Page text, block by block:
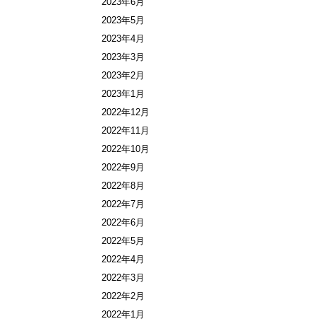
2023年5月
2023年4月
2023年3月
2023年2月
2023年1月
2022年12月
2022年11月
2022年10月
2022年9月
2022年8月
2022年7月
2022年6月
2022年5月
2022年4月
2022年3月
2022年2月
2022年1月